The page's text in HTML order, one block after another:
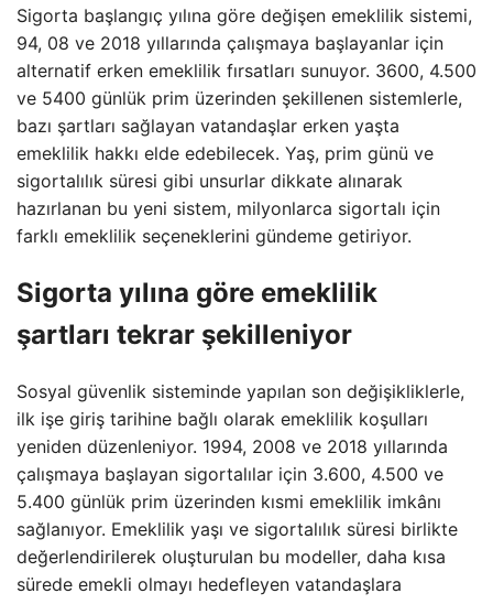
Sigorta başlangıç yılına göre değişen emeklilik sistemi,
94, 08 ve 2018 yıllarında çalışmaya başlayanlar için
alternatif erken emeklilik fırsatları sunuyor. 3600, 4.500
ve 5400 günlük prim üzerinden şekillenen sistemlerle,
bazı şartları sağlayan vatandaşlar erken yaşta
emeklilik hakkı elde edebilecek. Yaş, prim günü ve
sigortalılık süresi gibi unsurlar dikkate alınarak
hazırlanan bu yeni sistem, milyonlarca sigortalı için
farklı emeklilik seçeneklerini gündeme getiriyor.
Sigorta yılına göre emeklilik
şartları tekrar şekilleniyor
Sosyal güvenlik sisteminde yapılan son değişikliklerle,
ilk işe giriş tarihine bağlı olarak emeklilik koşulları
yeniden düzenleniyor. 1994, 2008 ve 2018 yıllarında
çalışmaya başlayan sigortalılar için 3.600, 4.500 ve
5.400 günlük prim üzerinden kısmi emeklilik imkânı
sağlanıyor. Emeklilik yaşı ve sigortalılık süresi birlikte
değerlendirilerek oluşturulan bu modeller, daha kısa
sürede emekli olmayı hedefleyen vatandaşlara